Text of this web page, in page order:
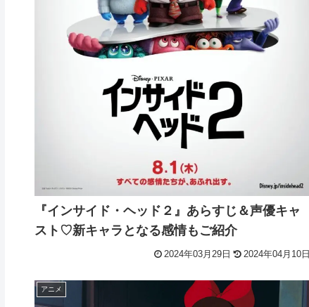
『インサイド・ヘッド２』あらすじ＆声優キャ
スト♡新キャラとなる感情もご紹介
2024年03月29日 2024年04月10日
アニメ